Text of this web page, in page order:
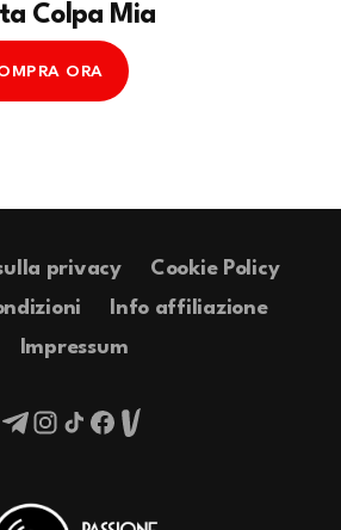
Colpa Mia
ORA
privacy
Cookie Policy
Info affiliazione
Impressum